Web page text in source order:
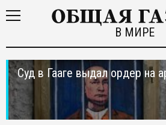
В МИРЕ
Суд в Гааге выдал ордер на